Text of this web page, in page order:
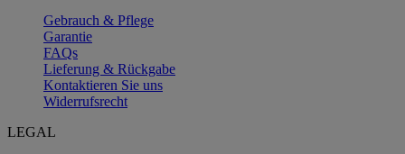
Gebrauch & Pflege
Garantie
FAQs
Lieferung & Rückgabe
Kontaktieren Sie uns
Widerrufsrecht
LEGAL